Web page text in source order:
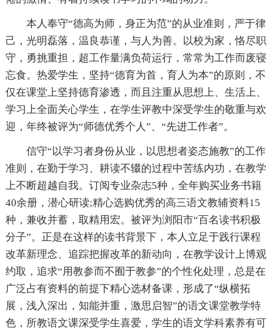
本人奉守“德高为师，身正为范”的从业准则，严于律
己，光明磊落，温良恭谨，与人为善。以校为家，恪尽职
守，勇挑重担，超工作量满负荷运行，常常为工作而废寝
忘食。热爱学生，坚持“德育为首，育人为本”的原则，不
仅在课堂上坚持德育渗透，而且注重从思想上、生活上、
学习上全面关心学生，在学生评教中深受学生的敬重与欢
迎，年终被评为“师德优秀个人”、“先进工作者”。
信守“以学习者身份从业，以思想者姿态施教”的工作
准则，在勤于学习、耕读不辍的过程中苦练内功，在教学
上不断超越自我。订阅专业杂志5种，全年购买业务书籍
40余册，潜心研读;精心选购优秀的高三语文教辅资料15
种，兼收并蓄，取精用宏。被评为浏阳市“百名读书积极
分子”。正是在这样的读书背景下，本人立足于践行课程
改革新理念、追踪把握改革的新动向，在教学设计上博观
约取，追求“用教参而不囿于教参”的个性化处理，总是在
广泛占有资料的前提下精心选材备课，形成了“纵横拓
展，浅入深出，知能并重，激思启智”的语文课堂教学特
色，所教语文课深受学生喜爱，学生的语文学科素养有可